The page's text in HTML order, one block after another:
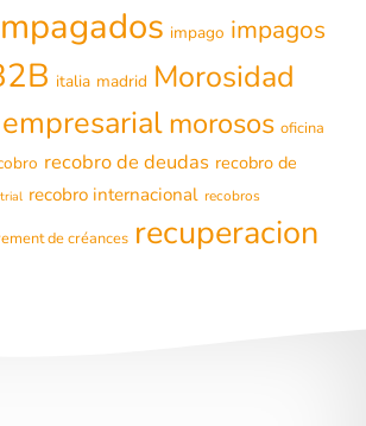
impago impagos
italia madrid Morosidad
morosos oficina
recobro de deudas recobro de
recobro internacional recobros
de créances recuperacion